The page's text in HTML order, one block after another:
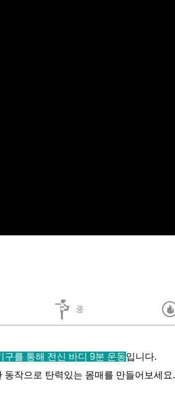
중
구를 통해 전신 바디 9분 운동입니다.
동작으로 탄력있는 몸매를 만들어보세요.